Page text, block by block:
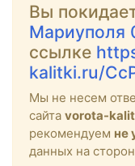
Вы
Мариуполя
ссылке
kalitki.ru/
Мы не несем
сайта vorota-
рекомендуем не
данных на